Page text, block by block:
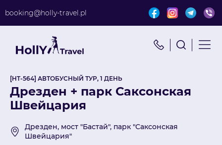
booking@holly-travel.pl
Найти путешествие x
[HT-564] АВТОБУСНЫЙ ТУР, 1 ДЕНЬ
Дрезден + парк Саксонская
Швейцария
Дрезден, мост "Бастай", парк "Саксонская
Швейцария"